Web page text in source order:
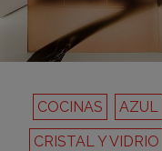
COCINAS AZUL
CRISTAL Y VIDRIO